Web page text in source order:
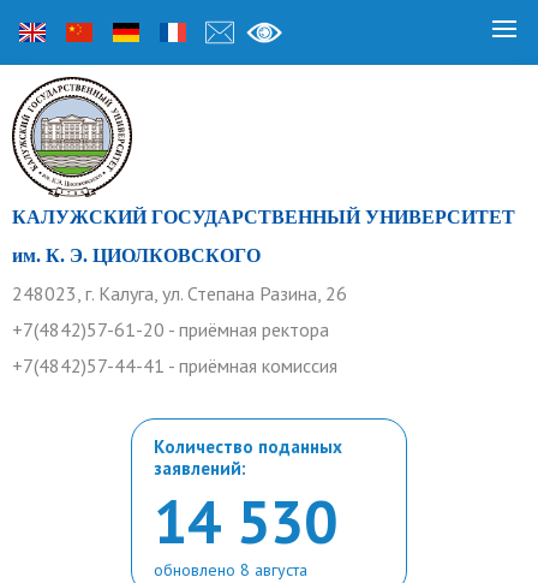
КАЛУЖСКИЙ ГОСУДАРСТВЕННЫЙ УНИВЕРСИТЕТ
им. К. Э. ЦИОЛКОВСКОГО
248023, г. Калуга, ул. Степана Разина, 26
+7(4842)57-61-20 - приёмная ректора
+7(4842)57-44-41 - приёмная комиссия
Количество поданных
заявлений:
14 530
обновлено 8 августа